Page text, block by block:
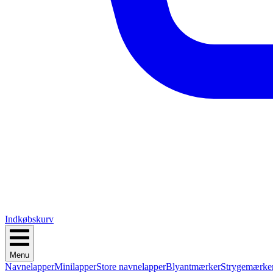
Indkøbskurv
Menu
NavnelapperMinilapperStore navnelapperBlyantmærker